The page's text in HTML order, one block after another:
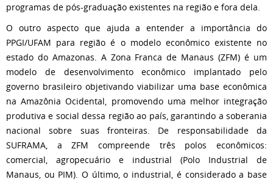
programas de pós-graduação existentes na região e fora dela.
O outro aspecto que ajuda a entender a importância do
PPGI/UFAM para região é o modelo econômico existente no
estado do Amazonas. A Zona Franca de Manaus (ZFM) é um
modelo de desenvolvimento econômico implantado pelo
governo brasileiro objetivando viabilizar uma base econômica
na Amazônia Ocidental, promovendo uma melhor integração
produtiva e social dessa região ao país, garantindo a soberania
nacional sobre suas fronteiras. De responsabilidade da
SUFRAMA, a ZFM compreende três polos econômicos:
comercial, agropecuário e industrial (Polo Industrial de
Manaus, ou PIM). O último, o industrial, é considerado a base